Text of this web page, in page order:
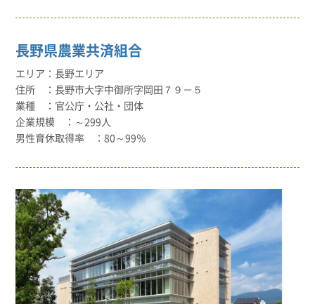
長野県農業共済組合
長野エリア
長野市大字中御所字岡田７９－５
官公庁・公社・団体
～299人
80～99％